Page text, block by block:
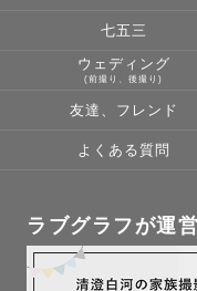
七五三
ウェディング
(前撮り、後撮り)
友達、フレンド
よくある質問
ラブグラフが運